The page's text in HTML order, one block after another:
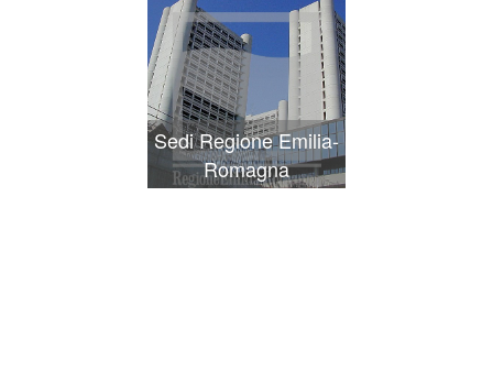
Sedi Regione Emilia-
Romagna